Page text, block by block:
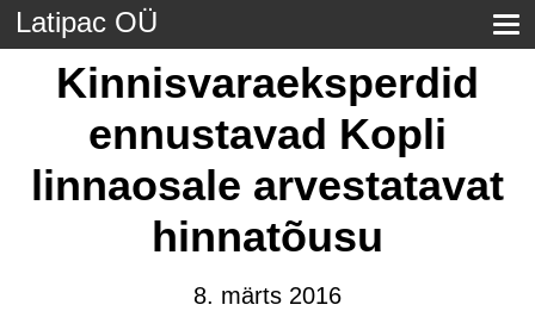
Latipac OÜ
Kinnisvaraeksperdid
ennustavad Kopli
linnaosale arvestatavat
hinnatõusu
8. märts 2016